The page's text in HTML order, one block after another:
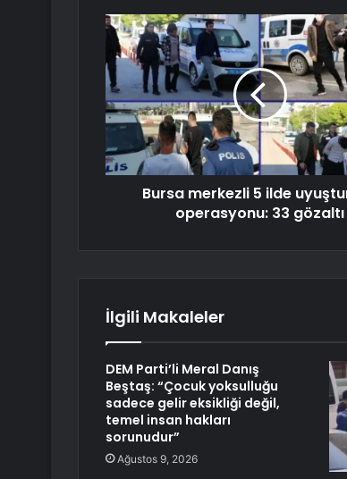
Bursa merkezli 5 ilde
operasyonu: 33 gözaltı
İlgili Makaleler
DEM Parti’li Meral Danış
Beştaş: “Çocuk yoksulluğu
sadece gelir eksikliği değil,
temel insan hakları
sorunudur”
Ağustos 9, 2026